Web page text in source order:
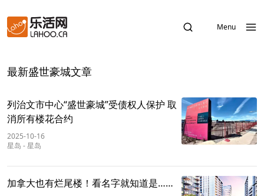
Menu
最新盛世豪城文章
列治文市中心“盛世豪城”受债权人保护 取
消所有楼花合约
2025-10-16
星岛 -星岛
加拿大也有烂尾楼！看名字就知道是……